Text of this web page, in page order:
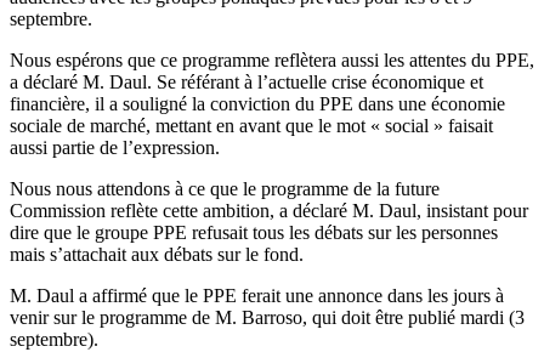
septembre.
Nous espérons que ce programme reflètera aussi les attentes du PPE,
a déclaré M. Daul. Se référant à l’actuelle crise économique et
financière, il a souligné la conviction du PPE dans une économie
sociale de marché, mettant en avant que le mot « social » faisait
aussi partie de l’expression.
Nous nous attendons à ce que le programme de la future
Commission reflète cette ambition, a déclaré M. Daul, insistant pour
dire que le groupe PPE refusait tous les débats sur les personnes
mais s’attachait aux débats sur le fond.
M. Daul a affirmé que le PPE ferait une annonce dans les jours à
venir sur le programme de M. Barroso, qui doit être publié mardi (3
septembre).